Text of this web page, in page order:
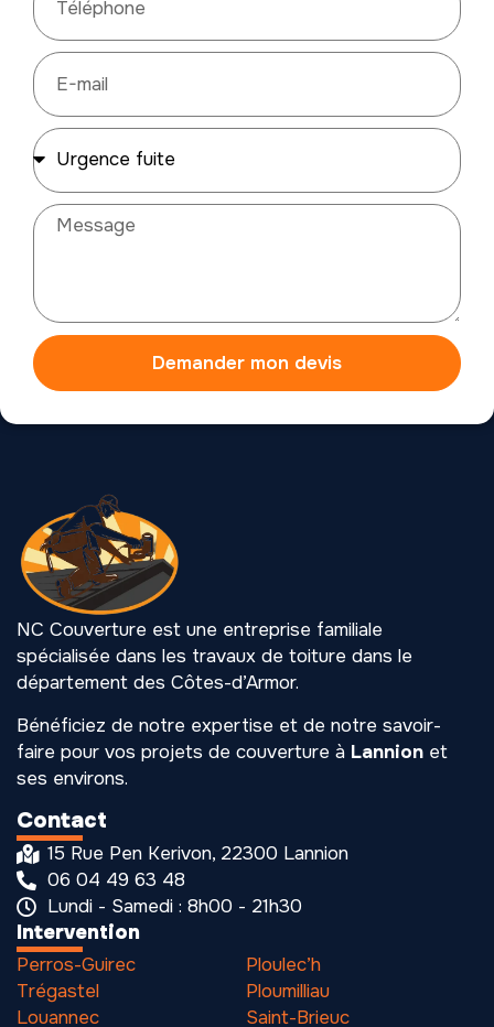
Demander mon devis
NC Couverture est une entreprise familiale
spécialisée dans les travaux de toiture dans le
département des Côtes-d’Armor.
Bénéficiez de notre expertise et de notre savoir-
faire pour vos projets de couverture à Lannion et
ses environs.
Intervention
Perros-Guirec
Trégastel
Louannec
Ploulec’h
Ploumilliau
Saint-Brieuc
Contact
15 Rue Pen Kerivon, 22300 Lannion
06 04 49 63 48
Lundi - Samedi : 8h00 - 21h30